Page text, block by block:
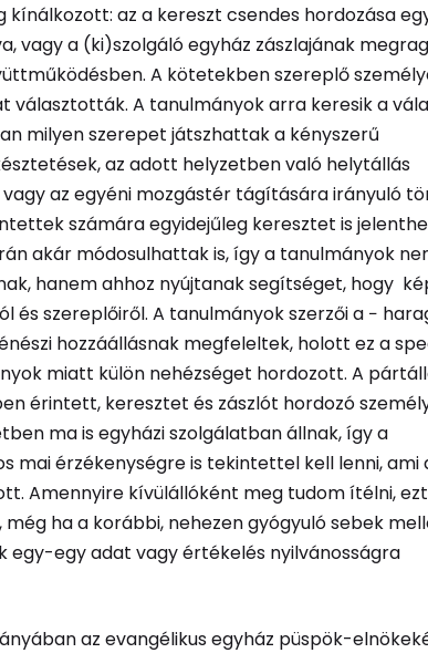
az a kereszt csendes hordozása
vagy a (ki)szolgáló egyház zászlajának
A kötetekben szereplő
választották. A tanulmányok arra keresik a
milyen szerepet játszhattak a kényszerű
az adott helyzetben való helytállás
az egyéni mozgástér tágítására irányuló
számára egyidejűleg keresztet is
akár módosulhattak is, így a tanulmányok
hanem ahhoz nyújtanak segítséget, hogy
és szereplőiről. A tanulmányok szerzői a −
hozzáállásnak megfeleltek, holott ez a
miatt külön nehézséget hordozott. A
érintett, keresztet és zászlót hordozó
ma is egyházi szolgálatban állnak, így a
mai érzékenységre is tekintettel kell lenni, ami
Amennyire kívülállóként meg tudom ítélni,
ha a korábbi, nehezen gyógyuló sebek
egy-egy adat vagy értékelés nyilvánosságra
az evangélikus egyház püspök-